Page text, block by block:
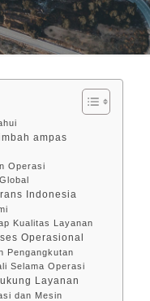
ampas
Operasi
Indonesia
Kualitas Layanan
Operasional
Pengangkutan
Selama Operasi
Layanan
dan Mesin